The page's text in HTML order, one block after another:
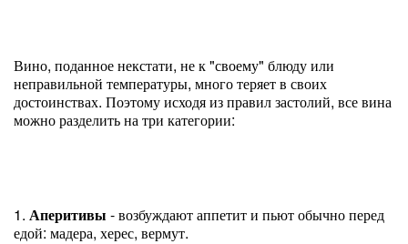
Вино, поданное некстати, не к "своему" блюду или
неправильной температуры, много теряет в своих
достоинствах. Поэтому исходя из правил застолий, все вина
можно разделить на три категории:
1. Аперитивы - возбуждают аппетит и пьют обычно перед
едой: мадера, херес, вермут.